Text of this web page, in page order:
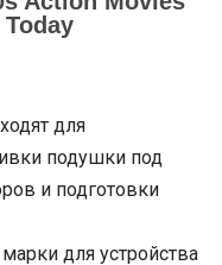
для
подушки под
и подготовки
для устройства